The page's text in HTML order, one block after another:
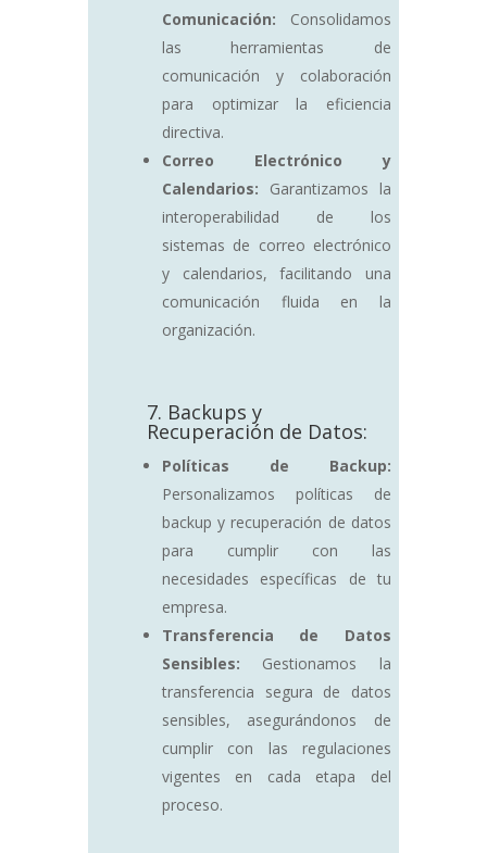
Comunicación: Consolidamos
las herramientas de
comunicación y colaboración
para optimizar la eficiencia
directiva.
Correo Electrónico y
Calendarios: Garantizamos la
interoperabilidad de los
sistemas de correo electrónico
y calendarios, facilitando una
comunicación fluida en la
organización.
7. Backups y
Recuperación de Datos:
Políticas de Backup:
Personalizamos políticas de
backup y recuperación de datos
para cumplir con las
necesidades específicas de tu
empresa.
Transferencia de Datos
Sensibles: Gestionamos la
transferencia segura de datos
sensibles, asegurándonos de
cumplir con las regulaciones
vigentes en cada etapa del
proceso.